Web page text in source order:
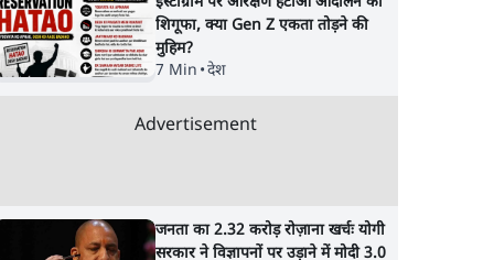
शिगूफा, क्या Gen Z एकता तोड़ने की
मुहिम?
7 Min •देश
Advertisement
जनता का 2.32 करोड़ रोज़ाना खर्चः योगी
सरकार ने विज्ञापनों पर उड़ाने में मोदी 3.0